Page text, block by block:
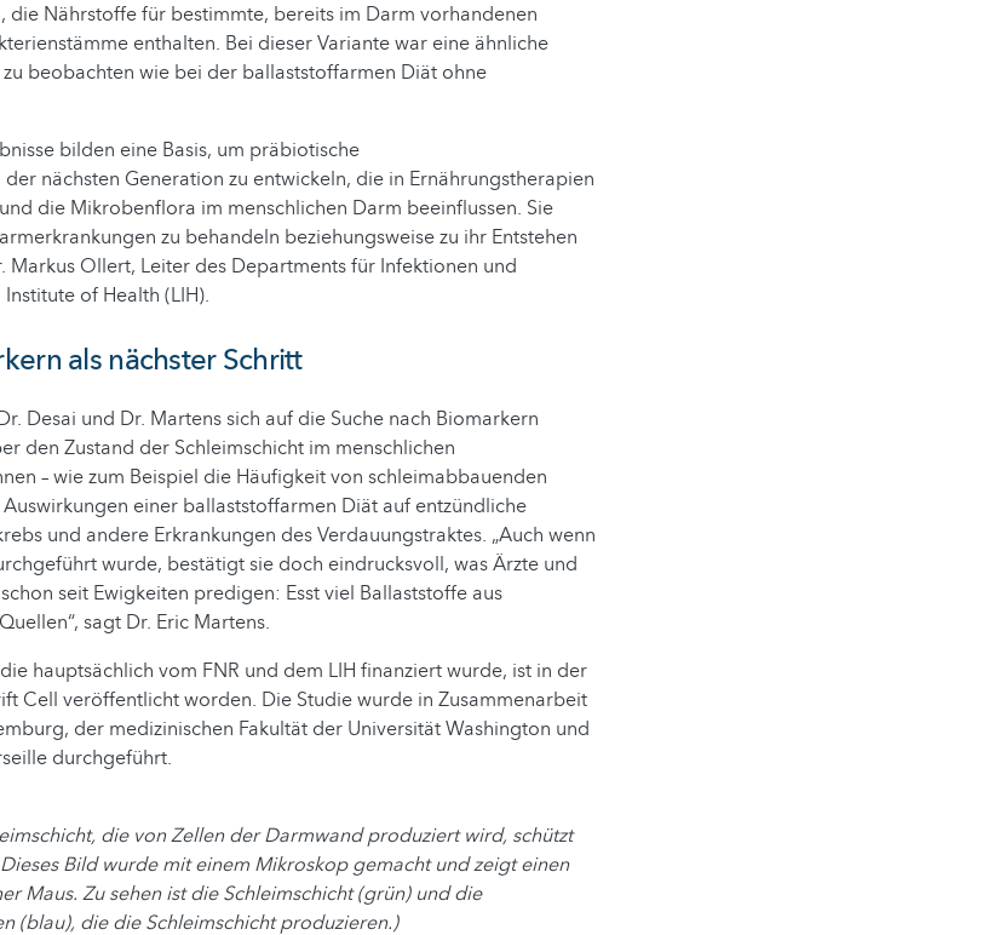
die Nährstoffe für bestimmte, bereits im Darm vorhandenen
enthalten. Bei dieser Variante war eine ähnliche
beobachten wie bei der ballaststoffarmen Diät ohne
bilden eine Basis, um präbiotische
nächsten Generation zu entwickeln, die in Ernährungstherapien
die Mikrobenflora im menschlichen Darm beeinflussen. Sie
zu behandeln beziehungsweise zu ihr Entstehen
Markus Ollert, Leiter des Departments für Infektionen und
of Health (LIH).
als nächster Schritt
Desai und Dr. Martens sich auf die Suche nach Biomarkern
den Zustand der Schleimschicht im menschlichen
– wie zum Beispiel die Häufigkeit von schleimabbauenden
einer ballaststoffarmen Diät auf entzündliche
und andere Erkrankungen des Verdauungstraktes. „Auch wenn
wurde, bestätigt sie doch eindrucksvoll, was Ärzte und
seit Ewigkeiten predigen: Esst viel Ballaststoffe aus
sagt Dr. Eric Martens.
hauptsächlich vom FNR und dem LIH finanziert wurde, ist in der
Cell veröffentlicht worden. Die Studie wurde in Zusammenarbeit
der medizinischen Fakultät der Universität Washington und
durchgeführt.
die von Zellen der Darmwand produziert wird, schützt
Bild wurde mit einem Mikroskop gemacht und zeigt einen
Maus. Zu sehen ist die Schleimschicht (grün) und die
(blau), die die Schleimschicht produzieren.)